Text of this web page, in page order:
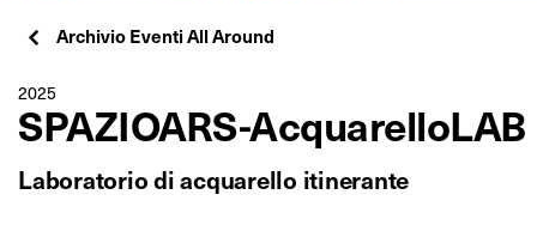
Archivio Eventi All Around
2025
SPAZIOARS-AcquarelloLAB
Laboratorio di acquarello itinerante